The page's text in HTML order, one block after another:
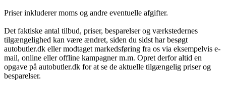
Priser inkluderer moms og andre eventuelle afgifter.
Det faktiske antal tilbud, priser, besparelser og værkstedernes
tilgængelighed kan være ændret, siden du sidst har besøgt
autobutler.dk eller modtaget markedsføring fra os via eksempelvis e-
mail, online eller offline kampagner m.m. Opret derfor altid en
opgave på autobutler.dk for at se de aktuelle tilgængelig priser og
besparelser.